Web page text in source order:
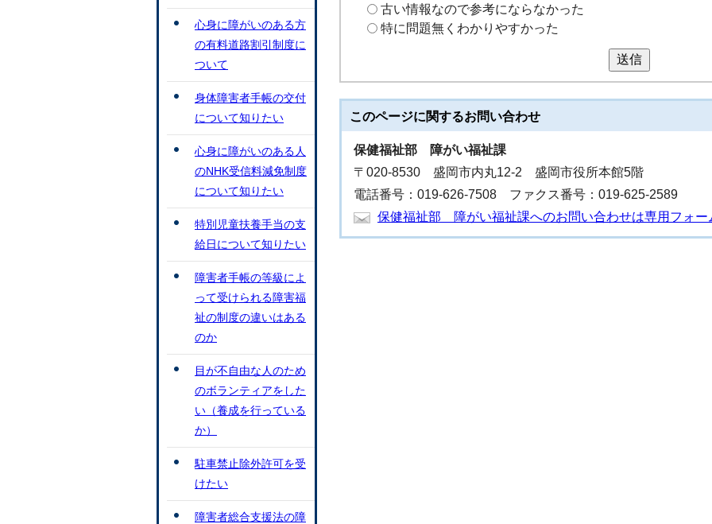
古い情報なので参考にならなかった
特に問題無くわかりやすかった
送信
このページに関するお問い合わせ
保健福祉部
障がい福祉課
〒020-8530 盛岡市内丸12-2 盛岡市役所本館5階
電話番号：019-626-7508 ファクス番号：019-625-2589
保健福祉部 障がい福祉課へのお問い合わせは専用フォー
心身に障がいのある方
の有料道路割引制度に
ついて
身体障害者手帳の交付
について知りたい
心身に障がいのある人
のNHK受信料減免制度
について知りたい
特別児童扶養手当の支
給日について知りたい
障害者手帳の等級によ
って受けられる障害福
祉の制度の違いはある
のか
目が不自由な人のため
のボランティアをした
い（養成を行っている
か）
駐車禁止除外許可を受
けたい
障害者総合支援法の障